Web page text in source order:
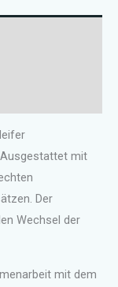
Ausgestattet mit
Der
Wechsel der
mit dem